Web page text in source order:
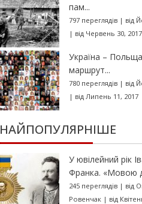
пам...
797 переглядів| від
| від Червень 30, 2017
Україна –
маршрут...
780 переглядів| від
| від Липень 11, 2017
НАЙПОПУЛЯРНІШЕ
У ювілейний рік
Франка. «Мовою
245 переглядів| від
Ровенчак| від